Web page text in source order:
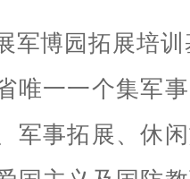
军博园拓展培
唯一一个集军
军事拓展、休